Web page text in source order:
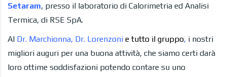
Setaram, presso il laboratorio di Calorimetria ed Analisi
Termica, di RSE SpA.
Al Dr. Marchionna, Dr. Lorenzoni e tutto il gruppo, i nostri
migliori auguri per una buona attività, che siamo certi darà
loro ottime soddisfazioni potendo contare su uno